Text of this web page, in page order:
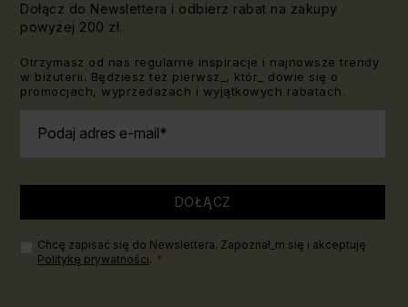
Dołącz do Newslettera i odbierz rabat na zakupy
powyżej 200 zł.
Otrzymasz od nas regularne inspiracje i najnowsze trendy
w biżuterii. Będziesz też pierwsz_, któr_ dowie się o
promocjach, wyprzedażach i wyjątkowych rabatach.
Podaj adres e-mail
DOŁĄCZ
Chcę zapisać się do Newslettera. Zapoznał_m się i akceptuję
Politykę prywatności.